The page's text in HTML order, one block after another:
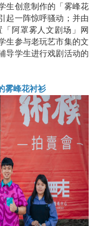
生创意制作的「雾峰花
起一阵惊呼骚动；并由
阿罩雾人文剧场」网
生参与老玩艺市集的文
导学生进行戏剧活动的
雾峰花衬衫